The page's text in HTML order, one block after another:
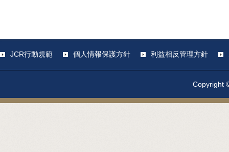
JCR行動規範 個人情報保護方針 利益相反管理方針
Copyright